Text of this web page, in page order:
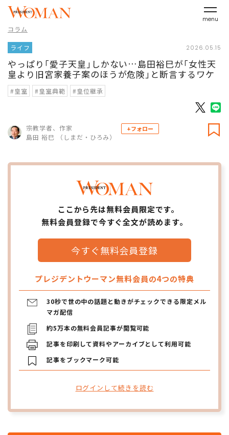
menu
コラム
ライフ 2026.05.15
やっぱり｢愛子天皇｣しかない…島田裕巳が｢女性天
皇より旧宮家養子案のほうが危険｣と断言するワケ
#皇室 #皇室典範 #皇位継承
宗教学者、作家
島田 裕巳 （しまだ・ひろみ）
+フォロー
ここから先は無料会員限定です。
無料会員登録で今すぐ全文が読めます。
今すぐ無料会員登録
プレジデントウーマン無料会員の4つの特典
30秒で世の中の話題と動きがチェックできる限定メル
マガ配信
約5万本の無料会員記事が閲覧可能
記事を印刷して資料やアーカイブとして利用可能
記事をブックマーク可能
ログインして続きを読む